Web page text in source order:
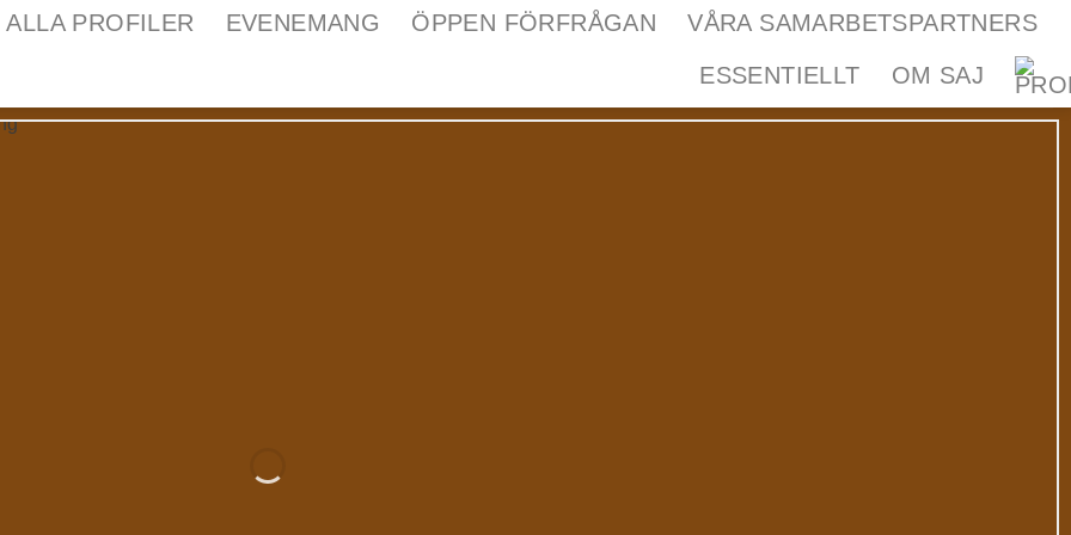
ALLA PROFILER EVENEMANG ÖPPEN FÖRFRÅGAN
VÅRA SAMARBETSPARTNERS
ESSENTIELLT
OM SAJ